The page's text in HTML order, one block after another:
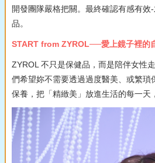
開發團隊嚴格把關。最終確認有感有效
品。
START from ZYROL──愛上鏡子裡的
ZYROL 不只是保健品，而是陪伴女性
們希望妳不需要透過過度醫美、或繁瑣
保養，把「精緻美」放進生活的每一天